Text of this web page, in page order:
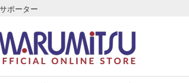
ポーター